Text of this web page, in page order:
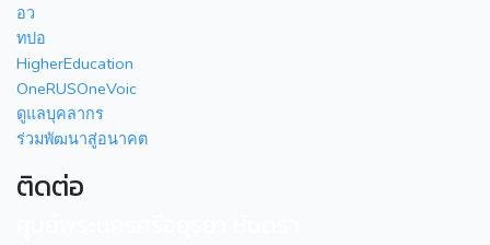
อว
ทปอ
HigherEducation
OneRUSOneVoic
ดูแลบุคลากร
ร่วมพัฒนาสู่อนาคต
ติดต่อ